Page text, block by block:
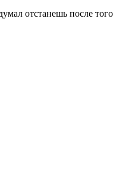
отстанешь после